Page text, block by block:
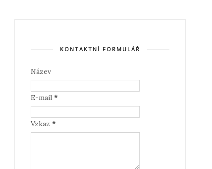
KONTAKTNÍ FORMULÁŘ
Název
E-mail *
Vzkaz *